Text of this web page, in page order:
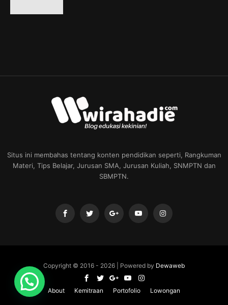
Situs ini membahas tentang konten pendidikan seperti, Rangkuman
Materi, Tips Belajar, Jurusan SMA, Jurusan Kuliah, SNMPTN dan
SBMPTN.
Copyright © 2016 - 2026 | Powered by Dewaweb
About Kemitraan Portofolio Lowongan